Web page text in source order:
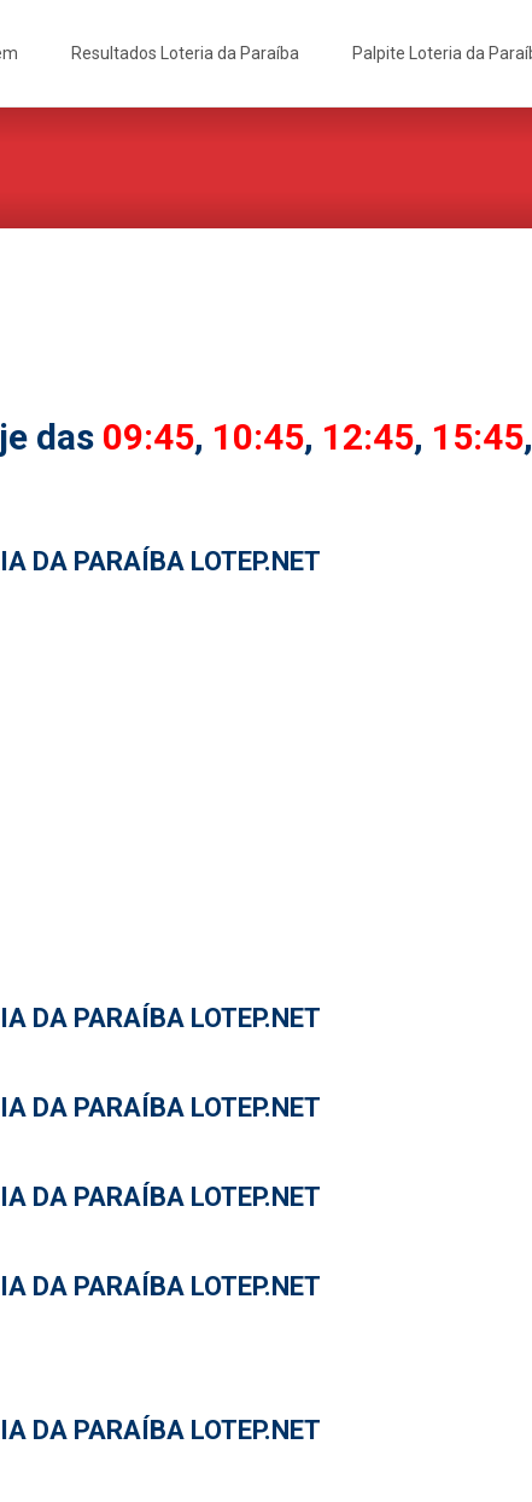
Resultados Loteria da Paraíba Palpite Loteria da
das 09:45, 10:45, 12:45, 15:45,
DA PARAÍBA LOTEP.NET
DA PARAÍBA LOTEP.NET
DA PARAÍBA LOTEP.NET
DA PARAÍBA LOTEP.NET
DA PARAÍBA LOTEP.NET
DA PARAÍBA LOTEP.NET